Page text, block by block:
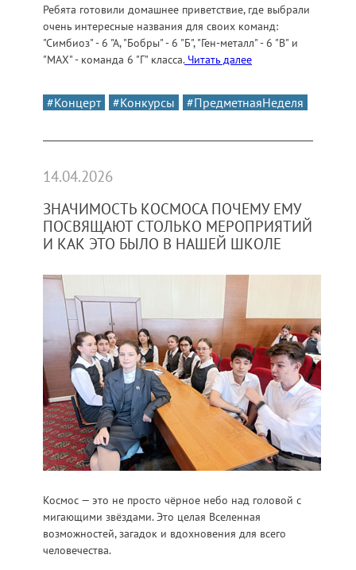
Ребята готовили домашнее приветствие, где выбрали
очень интересные названия для своих команд:
"Симбиоз" - 6 "А, "Бобры" - 6 "Б", "Ген-металл" - 6 "В" и
"МАХ" - команда 6 "Г" класса.Читать далее
#Концерт #Конкурсы #ПредметнаяНеделя
ЗНАЧИМОСТЬ КОСМОСА ПОЧЕМУ ЕМУ
ПОСВЯЩАЮТ СТОЛЬКО МЕРОПРИЯТИЙ
И КАК ЭТО БЫЛО В НАШЕЙ ШКОЛЕ
14.04.2026
Космос — это не просто чёрное небо над головой с
мигающими звёздами. Это целая Вселенная
возможностей, загадок и вдохновения для всего
человечества.